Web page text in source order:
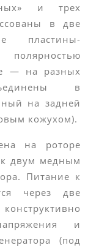
и трех
в две
пластины-
— на разных
в
на задней
кожухом).
на роторе
двум медным
Питание к
через две
и
(под